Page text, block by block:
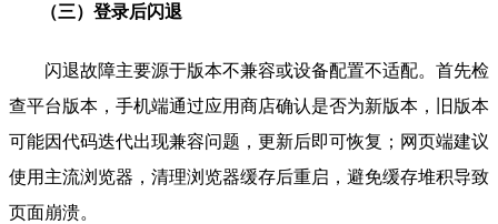
（三）登录后闪退
闪退故障主要源于版本不兼容或设备配置不适配。首先检
查平台版本，手机端通过应用商店确认是否为新版本，旧版本
可能因代码迭代出现兼容问题，更新后即可恢复；网页端建议
使用主流浏览器，清理浏览器缓存后重启，避免缓存堆积导致
页面崩溃。